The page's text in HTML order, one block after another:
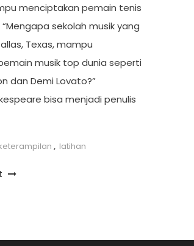
menciptakan pemain tenis
sekolah musik yang
Texas, mampu
musik top dunia seperti
dan Demi Lovato?”
bisa menjadi penulis
, latihan